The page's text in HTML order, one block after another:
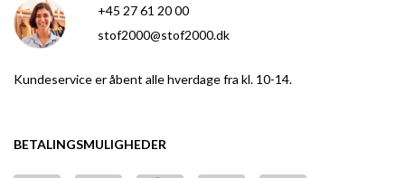
+45 27 61 20 00
stof2000@stof2000.dk
Kundeservice er åbent alle hverdage fra kl. 10-14.
BETALINGSMULIGHEDER